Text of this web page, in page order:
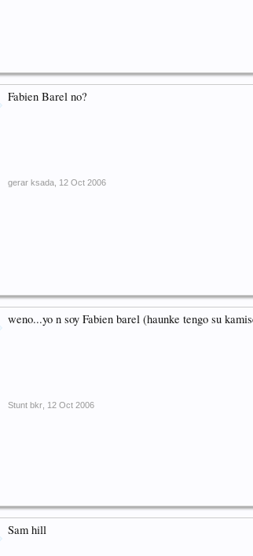
Fabien Barel no?
gerar ksada 12 Oct 2006
weno...yo n soy Fabien barel (haunke tengo su
Stunt bkr 12 Oct 2006
Sam hill